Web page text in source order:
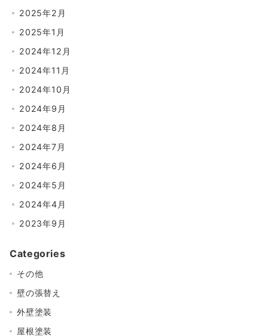
2025年2月
2025年1月
2024年12月
2024年11月
2024年10月
2024年9月
2024年8月
2024年7月
2024年6月
2024年5月
2024年4月
2023年9月
Categories
その他
壁の張替え
外壁塗装
屋根塗装